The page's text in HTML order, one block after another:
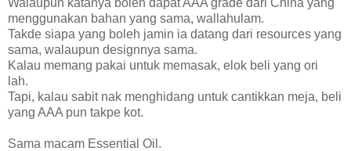
menggunakan bahan yang sama, wallahulam.
Takde siapa yang boleh jamin ia datang dari resources yang
sama, walaupun designnya sama.
Kalau memang pakai untuk memasak, elok beli yang ori
lah.
Tapi, kalau sabit nak menghidang untuk cantikkan meja, beli
yang AAA pun takpe kot.
Sama macam Essential Oil.